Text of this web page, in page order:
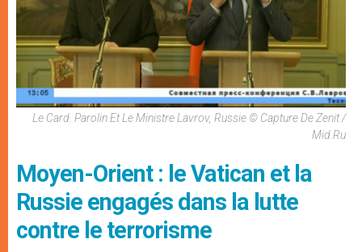
Le Card. Parolin Et Le Ministre Lavrov, Russie © Capture De Zenit /
Mid.ru
Moyen-Orient : le Vatican et la
Russie engagés dans la lutte
contre le terrorisme